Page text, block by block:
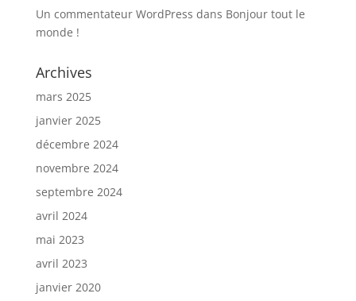
Un commentateur WordPress dans Bonjour tout le
monde !
Archives
mars 2025
janvier 2025
décembre 2024
novembre 2024
septembre 2024
avril 2024
mai 2023
avril 2023
janvier 2020